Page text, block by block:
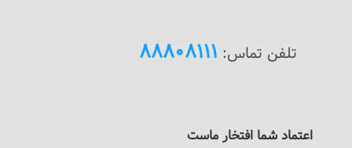
تلفن تماس: 88808111
اعتماد شما افتخار ماست